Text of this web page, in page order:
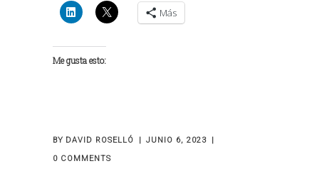
Más
Me gusta esto:
BY DAVID ROSELLÓ
JUNIO 6, 2023
0 COMMENTS